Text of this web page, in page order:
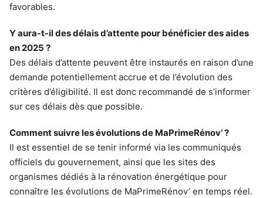
favorables.
Y aura-t-il des délais d’attente pour bénéficier des aides
en 2025 ?
Des délais d’attente peuvent être instaurés en raison d’une
demande potentiellement accrue et de l’évolution des
critères d’éligibilité. Il est donc recommandé de s’informer
sur ces délais dès que possible.
Comment suivre les évolutions de MaPrimeRénov’ ?
Il est essentiel de se tenir informé via les communiqués
officiels du gouvernement, ainsi que les sites des
organismes dédiés à la rénovation énergétique pour
connaître les évolutions de MaPrimeRénov’ en temps réel.